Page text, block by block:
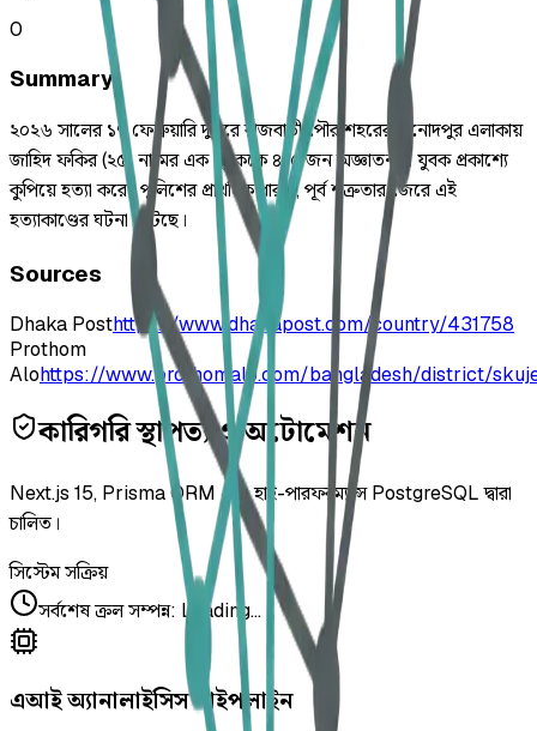
0
Summary
২০২৬ সালের ১৭ ফেব্রুয়ারি দুপুরে রাজবাড়ী পৌর শহরের বিনোদপুর এলাকায়
জাহিদ ফকির (২৫) নামের এক যুবককে ৪-৫ জন অজ্ঞাতনামা যুবক প্রকাশ্যে
কুপিয়ে হত্যা করে। পুলিশের প্রাথমিক ধারণা, পূর্ব শত্রুতার জেরে এই
হত্যাকাণ্ডের ঘটনা ঘটেছে।
Sources
Dhaka Posthttps://www.dhakapost.com/country/431758
Prothom
Alohttps://www.prothomalo.com/bangladesh/district/
কারিগরি স্থাপত্য ও অটোমেশন
Next.js 15, Prisma ORM এবং হাই-পারফরম্যান্স PostgreSQL দ্বারা
চালিত।
সিস্টেম সক্রিয়
সর্বশেষ ক্রল সম্পন্ন: Loading...
এআই অ্যানালাইসিস পাইপলাইন